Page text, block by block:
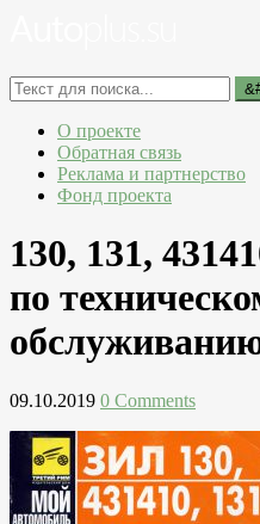
О проекте
Обратная связь
Реклама и партнерство
Фонд проекта
130, 131,
по
09.10.2019 0 Comments